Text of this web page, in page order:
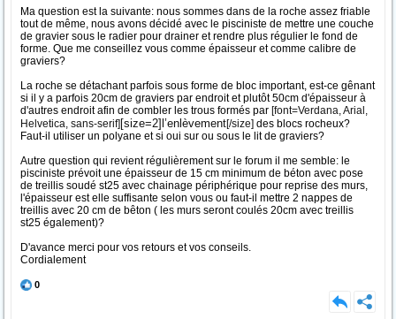
Ma question est la suivante: nous sommes dans de la roche assez friable
tout de même, nous avons décidé avec le pisciniste de mettre une couche
de gravier sous le radier pour drainer et rendre plus régulier le fond de
forme. Que me conseillez vous comme épaisseur et comme calibre de
graviers?
La roche se détachant parfois sous forme de bloc important, est-ce gênant
si il y a parfois 20cm de graviers par endroit et plutôt 50cm d'épaisseur à
d'autres endroit afin de combler les trous formés par [font=Verdana, Arial,
Helvetica, sans-serif] [size=2]l’enlèvement[/size] des blocs rocheux?
Faut-il utiliser un polyane et si oui sur ou sous le lit de graviers?
Autre question qui revient régulièrement sur le forum il me semble: le
pisciniste prévoit une épaisseur de 15 cm minimum de béton avec pose
de treillis soudé st25 avec chainage périphérique pour reprise des murs,
l'épaisseur est elle suffisante selon vous ou faut-il mettre 2 nappes de
treillis avec 20 cm de bêton ( les murs seront coulés 20cm avec treillis
st25 également)?
D'avance merci pour vos retours et vos conseils.
Cordialement
0